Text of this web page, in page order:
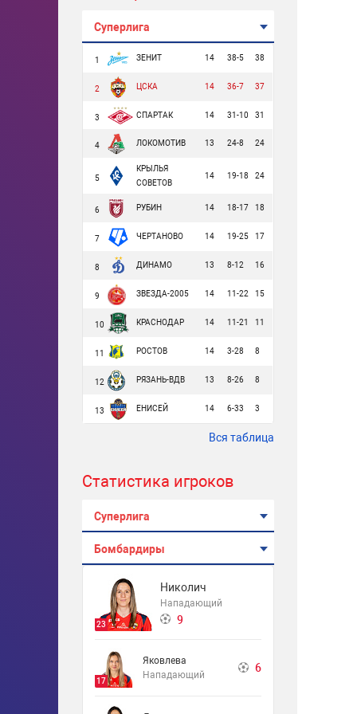
Суперлига
1 ЗЕНИТ 14 38-5 38
2 ЦСКА 14 36-7 37
3 СПАРТАК 14 31-10 31
4 ЛОКОМОТИВ 13 24-8 24
5
КРЫЛЬЯ
СОВЕТОВ
14 19-18 24
6 РУБИН 14 18-17 18
7 ЧЕРТАНОВО 14 19-25 17
8 ДИНАМО 13 8-12 16
9 ЗВЕЗДА-2005 14 11-22 15
10 КРАСНОДАР 14 11-21 11
11 РОСТОВ 14 3-28 8
12 РЯЗАНЬ-ВДВ 13 8-26 8
13 ЕНИСЕЙ 14 6-33 3
Вся таблица
Статистика игроков
Суперлига
Бомбардиры
23
Николич
Нападающий
9
17
Яковлева
Нападающий
6